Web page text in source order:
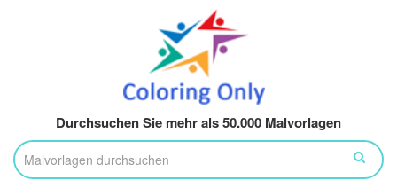
Durchsuchen Sie mehr als 50.000 Malvorlagen